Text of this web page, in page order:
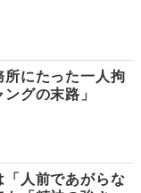
所にたった一人拘
グの末路」
「人前であがらな